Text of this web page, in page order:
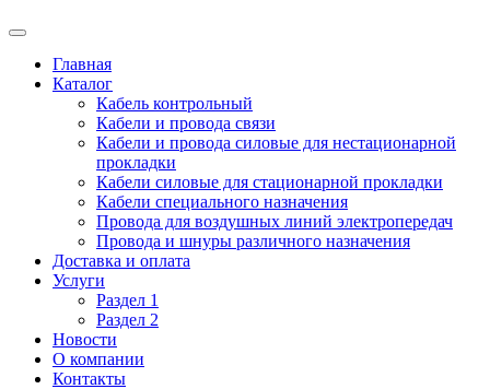
Главная
Каталог
Кабель контрольный
Кабели и провода связи
Кабели и провода силовые для нестационарной
прокладки
Кабели силовые для стационарной прокладки
Кабели специального назначения
Провода для воздушных линий электропередач
Провода и шнуры различного назначения
Доставка и оплата
Услуги
Раздел 1
Раздел 2
Новости
О компании
Контакты